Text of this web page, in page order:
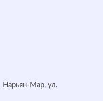
Нарьян-Мар, ул.